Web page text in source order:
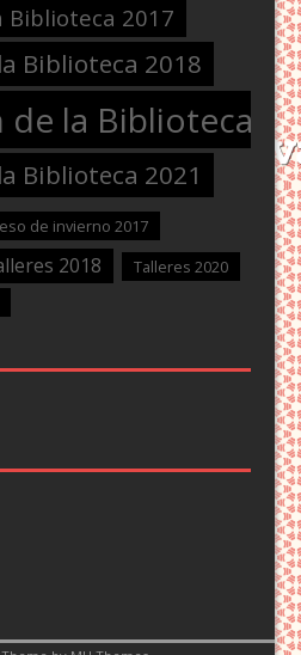
Biblioteca 2017
Biblioteca 2018
la Biblioteca
Biblioteca 2021
de invierno 2017
2018
Talleres 2020